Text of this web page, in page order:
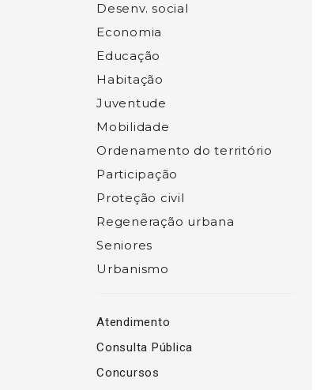
Desenv. social
Economia
Educação
Habitação
Juventude
Mobilidade
Ordenamento do território
Participação
Proteção civil
Regeneração urbana
Seniores
Urbanismo
Atendimento
Consulta Pública
Concursos